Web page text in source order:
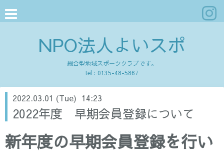
NPO法人よいスポ
総合型地域スポーツクラブです。
tel : 0135-48-5867
2022.03.01 (Tue) 14:23
2022年度 早期会員登録について
新年度の早期会員登録を行い